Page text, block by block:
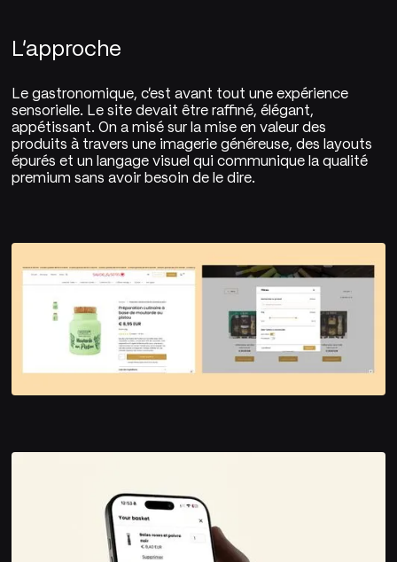
L'approche
Le gastronomique, c'est avant tout une expérience
sensorielle. Le site devait être raffiné, élégant,
appétissant. On a misé sur la mise en valeur des
produits à travers une imagerie généreuse, des layouts
épurés et un langage visuel qui communique la qualité
premium sans avoir besoin de le dire.